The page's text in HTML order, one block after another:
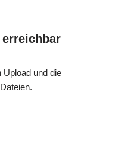
Upload und die